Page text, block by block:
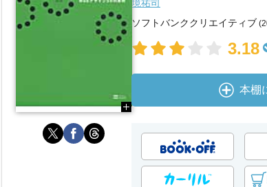
境祐司
ソフトバンククリエイティブ
3.18
本棚